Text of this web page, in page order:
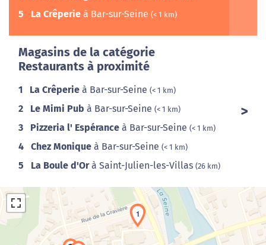
5 La Crêperie à Bar-sur-Seine (< 1 km)
Magasins de la catégorie
Restaurants à proximité
1 La Crêperie à Bar-sur-Seine (< 1 km)
2 Le Mimi Pub à Bar-sur-Seine (< 1 km)
3 Pizzeria l' Espérance à Bar-sur-Seine (< 1 km)
4 Chez Monique à Bar-sur-Seine (< 1 km)
5 La Boule d'Orà Saint-Julien-les-Villas (26 km)
1